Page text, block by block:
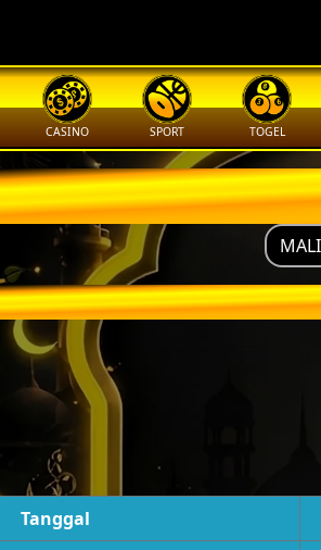
CASINO SPORT TOGEL
Tanggal